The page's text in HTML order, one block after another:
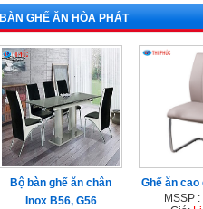
BÀN GHẾ ĂN HÒA PHÁT
Bộ bàn ghế ăn chân
Inox B56, G56
Ghế ăn cao
MSSP